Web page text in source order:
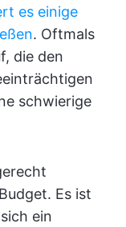
es einige
. Oftmals
die den
schwierige
Es ist
ein